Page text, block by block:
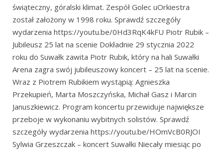
świąteczny, góralski klimat. Zespół Golec uOrkiestra
został założony w 1998 roku. Sprawdź szczegóły
wydarzenia https://youtu.be/0Hd3RqK4kFU Piotr Rubik –
Jubileusz 25 lat na scenie Dokładnie 29 stycznia 2022
roku do Suwałk zawita Piotr Rubik, który na hali Suwałki
Arena zagra swój jubileuszowy koncert – 25 lat na scenie.
Wraz z Piotrem Rubikiem wystąpią: Agnieszka
Przekupień, Marta Moszczyńska, Michał Gasz i Marcin
Januszkiewicz. Program koncertu przewiduje największe
przeboje w wykonaniu wybitnych solistów. Sprawdź
szczegóły wydarzenia https://youtu.be/HOmVcB0RJOI
Sylwia Grzeszczak – koncert Suwałki Niecały miesiąc po